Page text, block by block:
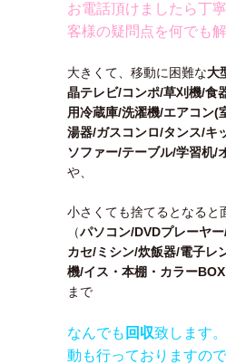
お電話頂けましたら丁
客様の疑問点を何でも
大きくて、移動に困難な大
晶テレビ/コンポ/草刈機/食
用冷蔵庫/洗濯機/エアコン(
湯器/ガスコンロ/タンス/キ
ソファー/テーブル/学習机/
や、
小さくても捨てるとなると
（パソコン/DVDプレーヤ
カセ/ミシン/炊飯器/電子レ
機/イス・本棚・カラー
まで
なんでも 回収致します
動も行っておりますの